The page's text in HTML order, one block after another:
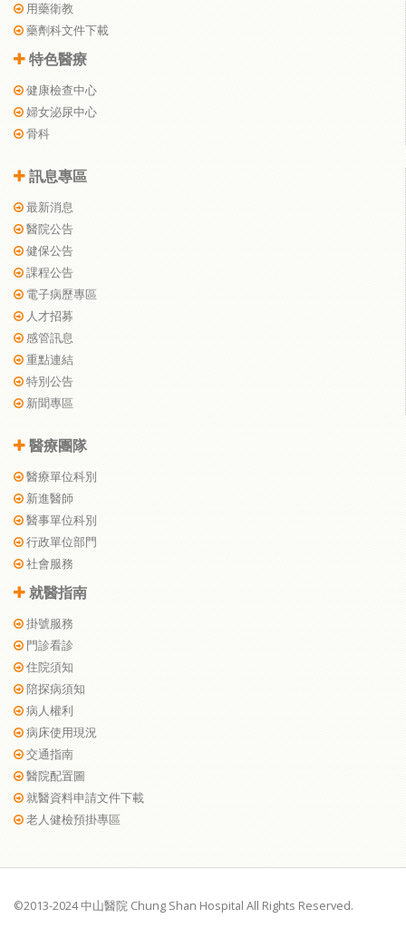
用藥衛教
藥劑科文件下載
特色醫療
健康檢查中心
婦女泌尿中心
骨科
訊息專區
最新消息
醫院公告
健保公告
課程公告
電子病歷專區
人才招募
感管訊息
重點連結
特別公告
新聞專區
醫療團隊
醫療單位科別
新進醫師
醫事單位科別
行政單位部門
社會服務
就醫指南
掛號服務
門診看診
住院須知
陪探病須知
病人權利
病床使用現況
交通指南
醫院配置圖
就醫資料申請文件下載
老人健檢預掛專區
©2013-2024 中山醫院 Chung Shan Hospital All Rights Reserved.